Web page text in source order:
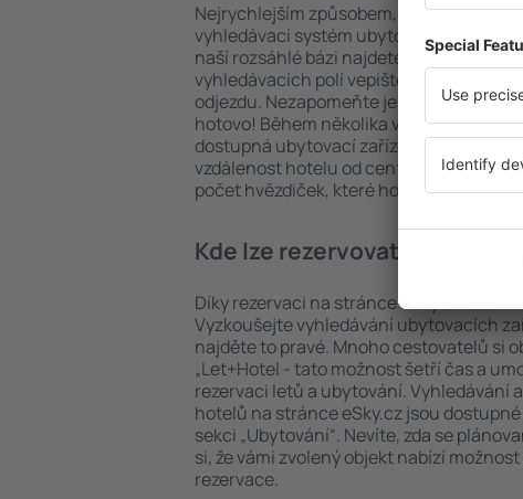
Nejrychlejším způsobem, jak najít hotel
vyhledávací systém ubytovacích zařízení
naší rozsáhlé bázi najdete přesně to, co
vyhledávacích polí vepište cíl cesty a
odjezdu. Nezapomeňte ještě uvést počet
hotovo! Během několika vteřin se před
dostupná ubytovací zařízení. Snadno si
vzdálenost hotelu od centra, způsob
počet hvězdiček, které hotel obdržel od
Kde lze rezervovat hotel in
Díky rezervaci na stránce eSky.cz ušetříte
Vyzkoušejte vyhledávání ubytovacích
najděte to pravé. Mnoho cestovatelů si
„Let+Hotel - tato možnost šetří čas a
rezervaci letů a ubytování. Vyhledávání
hotelů na stránce eSky.cz jsou
sekci „Ubytování“. Nevíte, zda se
si, že vámi zvolený objekt nabízí
rezervace.